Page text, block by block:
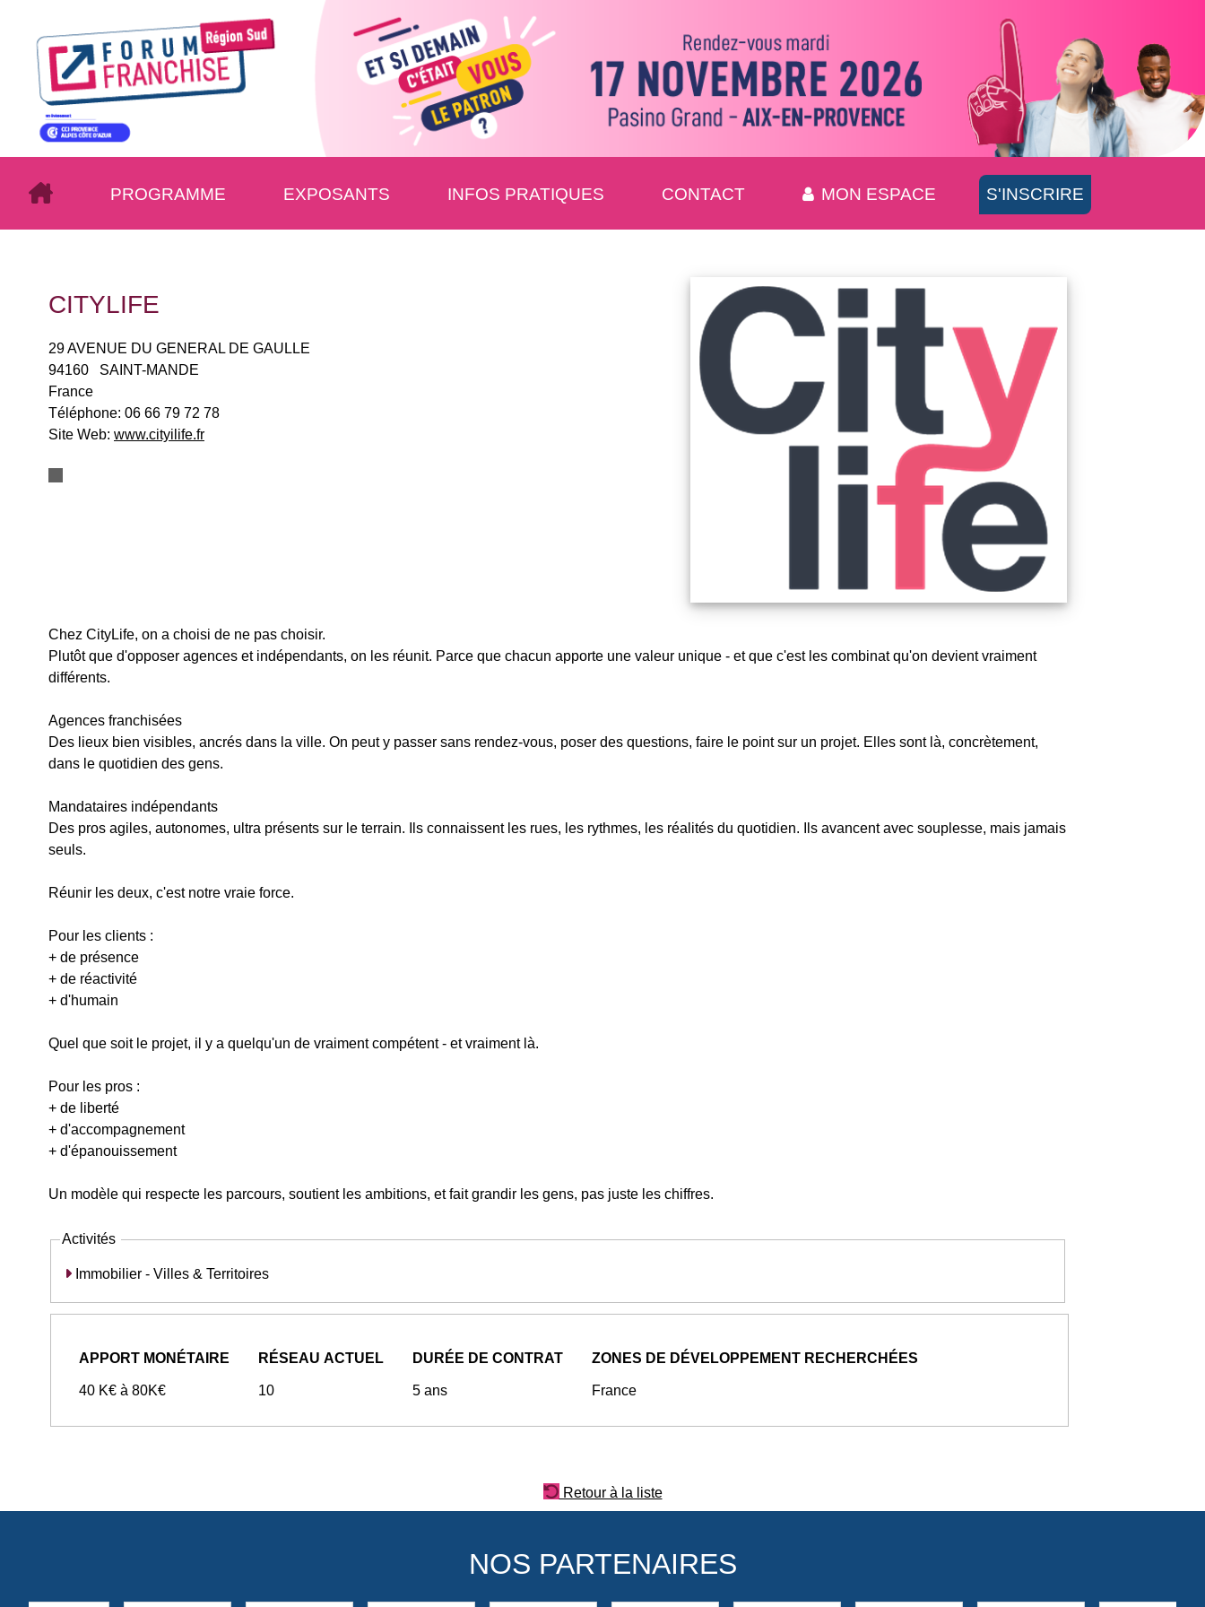
PROGRAMME EXPOSANTS INFOS PRATIQUES CONTACT MON ESPACE S'INSCRIRE
CITYLIFE
29 AVENUE DU GENERAL DE GAULLE
94160
SAINT-MANDE
France
Téléphone: 06 66 79 72 78
Site Web: www.cityilife.fr
Chez CityLife, on a choisi de ne pas choisir.
Plutôt que d'opposer agences et indépendants, on les réunit. Parce que chacun apporte une valeur unique - et que c'est les combinat qu'on devient vraiment
différents.
Agences franchisées
Des lieux bien visibles, ancrés dans la ville. On peut y passer sans rendez-vous, poser des questions, faire le point sur un projet. Elles sont là, concrètement,
dans le quotidien des gens.
Mandataires indépendants
Des pros agiles, autonomes, ultra présents sur le terrain. Ils connaissent les rues, les rythmes, les réalités du quotidien. Ils avancent avec souplesse, mais jamais
seuls.
Réunir les deux, c'est notre vraie force.
Pour les clients :
+ de présence
+ de réactivité
+ d'humain
Quel que soit le projet, il y a quelqu'un de vraiment compétent - et vraiment là.
Pour les pros :
+ de liberté
+ d'accompagnement
+ d'épanouissement
Un modèle qui respecte les parcours, soutient les ambitions, et fait grandir les gens, pas juste les chiffres.
Activités
Immobilier - Villes & Territoires
APPORT MONÉTAIRE
40 K€ à 80K€
RÉSEAU ACTUEL
10
DURÉE DE CONTRAT
5 ans
ZONES DE DÉVELOPPEMENT RECHERCHÉES
France
Retour à la liste
NOS PARTENAIRES